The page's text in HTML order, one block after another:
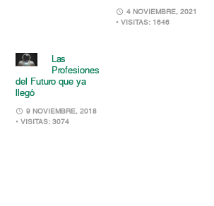
4 NOVIEMBRE, 2021
• VISITAS: 1646
Las
Profesiones
del Futuro que ya
llegó
9 NOVIEMBRE, 2018
• VISITAS: 3074